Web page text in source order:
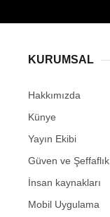
KURUMSAL
Hakkımızda
Künye
Yayın Ekibi
Güven ve
İnsan kaynakları
Mobil Uygulama